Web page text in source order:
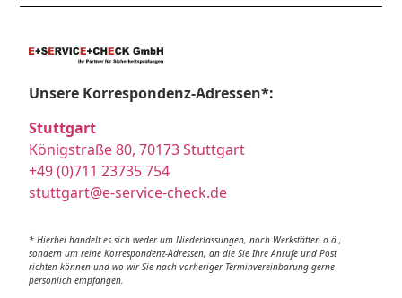
Unsere Korrespondenz-Adressen*:
Stuttgart
Königstraße 80, 70173 Stuttgart
+49 (0)711 23735 754
stuttgart@e-service-check.de
* Hierbei handelt es sich weder um Niederlassungen, noch Werkstätten o.ä.,
sondern um reine Korrespondenz-Adressen, an die Sie Ihre Anrufe und Post
richten können und wo wir Sie nach vorheriger Terminvereinbarung gerne
persönlich empfangen.